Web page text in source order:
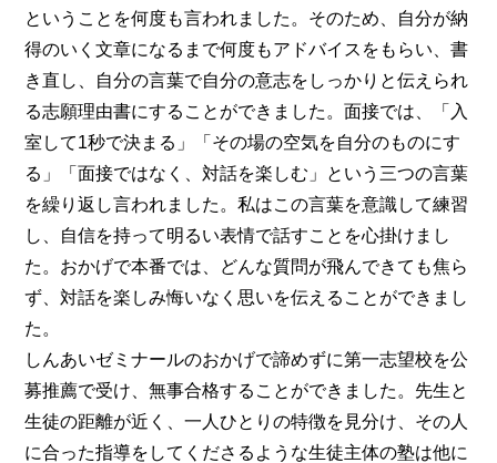
ということを何度も言われました。そのため、自分が納
得のいく文章になるまで何度もアドバイスをもらい、書
き直し、自分の言葉で自分の意志をしっかりと伝えられ
る志願理由書にすることができました。面接では、「入
室して1秒で決まる」「その場の空気を自分のものにす
る」「面接ではなく、対話を楽しむ」という三つの言葉
を繰り返し言われました。私はこの言葉を意識して練習
し、自信を持って明るい表情で話すことを心掛けまし
た。おかげで本番では、どんな質問が飛んできても焦ら
ず、対話を楽しみ悔いなく思いを伝えることができまし
た。
しんあいゼミナールのおかげで諦めずに第一志望校を公
募推薦で受け、無事合格することができました。先生と
生徒の距離が近く、一人ひとりの特徴を見分け、その人
に合った指導をしてくださるような生徒主体の塾は他に